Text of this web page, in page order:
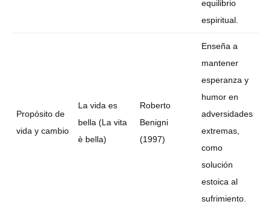
equilibrio
espiritual.
Propósito de
vida y cambio
La vida es
bella (La vita
è bella)
Roberto
Benigni
(1997)
Enseña a
mantener
esperanza y
humor en
adversidades
extremas,
como
solución
estoica al
sufrimiento.